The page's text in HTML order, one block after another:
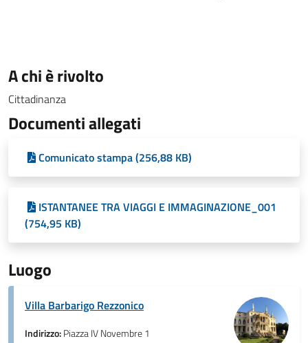
A chi è rivolto
Cittadinanza
Documenti allegati
Comunicato stampa (256,88 KB)
ISTANTANEE TRA VIAGGI E IMMAGINAZIONE_001
(754,95 KB)
Luogo
Villa Barbarigo Rezzonico
Indirizzo:Piazza IV Novembre 1